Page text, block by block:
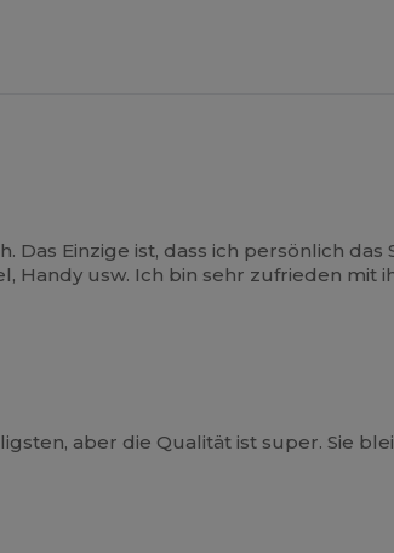
Einzige ist, dass ich persönlich
Handy usw. Ich bin sehr zufrieden mit
aber die Qualität ist super. Sie